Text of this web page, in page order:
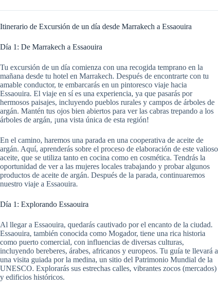
Itinerario de Excursión de un día desde Marrakech a Essaouira
Día 1: De Marrakech a Essaouira
Tu excursión de un día comienza con una recogida temprano en la
mañana desde tu hotel en Marrakech. Después de encontrarte con tu
amable conductor, te embarcarás en un pintoresco viaje hacia
Essaouira. El viaje en sí es una experiencia, ya que pasarás por
hermosos paisajes, incluyendo pueblos rurales y campos de árboles de
argán. Mantén tus ojos bien abiertos para ver las cabras trepando a los
árboles de argán, ¡una vista única de esta región!
En el camino, haremos una parada en una cooperativa de aceite de
argán. Aquí, aprenderás sobre el proceso de elaboración de este valioso
aceite, que se utiliza tanto en cocina como en cosmética. Tendrás la
oportunidad de ver a las mujeres locales trabajando y probar algunos
productos de aceite de argán. Después de la parada, continuaremos
nuestro viaje a Essaouira.
Día 1: Explorando Essaouira
Al llegar a Essaouira, quedarás cautivado por el encanto de la ciudad.
Essaouira, también conocida como Mogador, tiene una rica historia
como puerto comercial, con influencias de diversas culturas,
incluyendo bereberes, árabes, africanos y europeos. Tu guía te llevará a
una visita guiada por la medina, un sitio del Patrimonio Mundial de la
UNESCO. Explorarás sus estrechas calles, vibrantes zocos (mercados)
y edificios históricos.